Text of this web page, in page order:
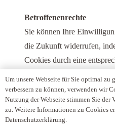
Betroffenenrechte
Sie können Ihre
die Zukunft widerrufen,
Cookies durch eine
darauf hin, dass Sie in
sämtliche Funktionen
werden nutzen können.
Um unsere Webseite für Sie optimal zu
verbessern zu können, verwenden wir
Nutzung der Webseite stimmen Sie der
zu. Weitere Informationen zu Cookies
Datenschutzerklärung.